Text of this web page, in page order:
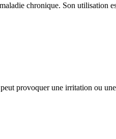
chronique. Son utilisation
provoquer une irritation ou